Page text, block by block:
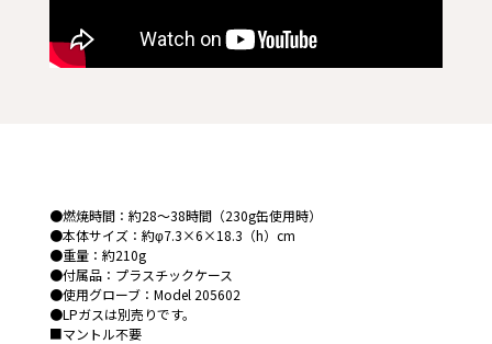
●燃焼時間：約28～38時間（230g缶使用時）
●本体サイズ：約φ7.3×6×18.3（h）cm
●重量：約210g
●付属品：プラスチックケース
●使用グローブ：Model 205602
●LPガスは別売りです。
■マントル不要